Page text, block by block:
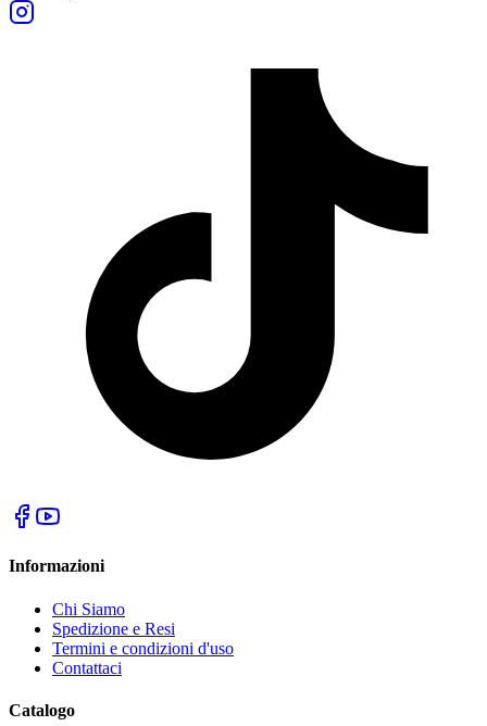
Informazioni
Chi Siamo
Spedizione e Resi
Termini e condizioni d'uso
Contattaci
Catalogo